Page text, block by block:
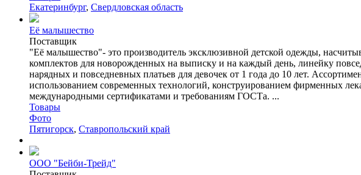
Екатеринбург, Свердловская область
Её малышество
Поставщик
"Её малышество"- это производитель эксклюзивной детской одежды,
комплектов для новорожденных на выписку и на каждый день, линейку
нарядных и повседневных платьев для девочек от 1 года до 10 лет.
использованием современных технологий, конструированием фирменных
международными сертификатами и требованиям ГОСТа. ...
Товары
Фото
Пятигорск, Ставропольский край
ООО "Бейби­-Трейд"